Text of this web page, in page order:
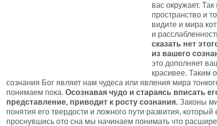
вас окружает.
пространство и
видите и мира
и
сказать нет
из вашего
это дополняет
красивее. Таким
сознания Бог являет нам чудеса или явления мира
понимаем пока. Осознавая чудо и стараясь вписать
представление, приводит к росту сознания. Законы
понятия его твердости и ложного пути развития, который
проснувшись ото сна мы начинаем понимать что